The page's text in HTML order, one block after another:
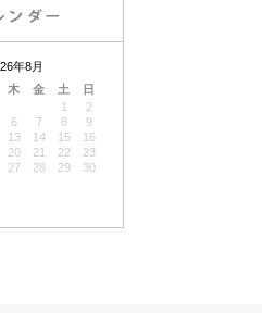
年8月
木 金 土 日
1
2
6 7 8
9
13 14 15
16
20 21 22
23
27 28 29
30